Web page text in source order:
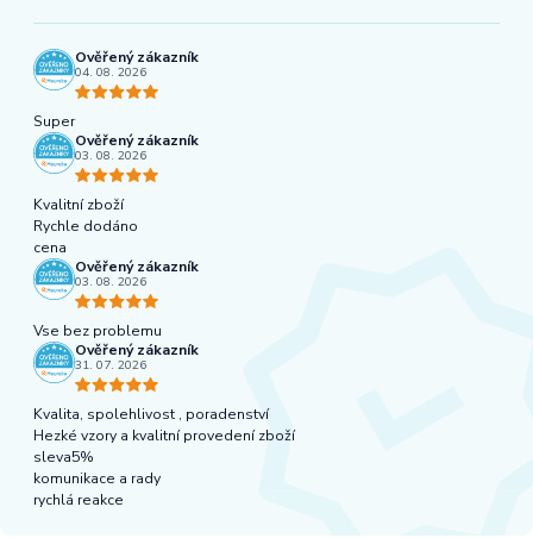
Ověřený zákazník
04. 08. 2026
Super
Ověřený zákazník
03. 08. 2026
Kvalitní zboží
Rychle dodáno
cena
Ověřený zákazník
03. 08. 2026
Vse bez problemu
Ověřený zákazník
31. 07. 2026
Kvalita, spolehlivost , poradenství
Hezké vzory a kvalitní provedení zboží
sleva5%
komunikace a rady
rychlá reakce